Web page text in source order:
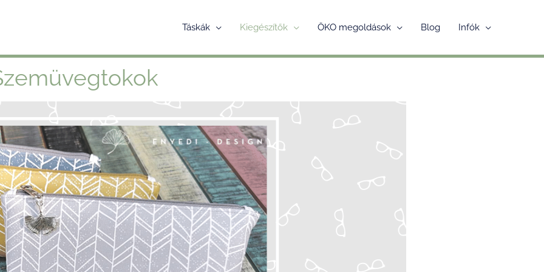
Táskák Kiegészítők ÖKO megoldások Blog Infók